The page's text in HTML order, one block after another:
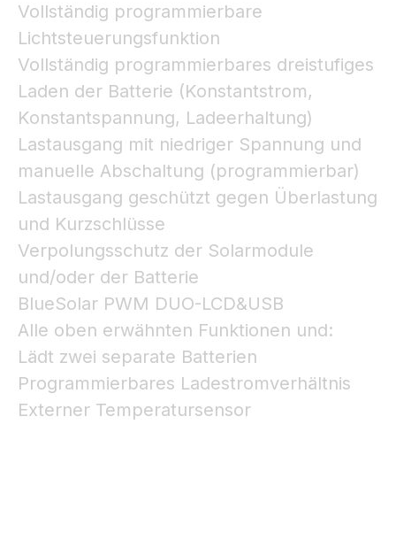
Vollständig programmierbare
Lichtsteuerungsfunktion
Vollständig programmierbares dreistufiges
Laden der Batterie (Konstantstrom,
Konstantspannung, Ladeerhaltung)
Lastausgang mit niedriger Spannung und
manuelle Abschaltung (programmierbar)
Lastausgang geschützt gegen Überlastung
und Kurzschlüsse
Verpolungsschutz der Solarmodule
und/oder der Batterie
BlueSolar PWM DUO-LCD&USB
Alle oben erwähnten Funktionen und:
Lädt zwei separate Batterien
Programmierbares Ladestromverhältnis
Externer Temperatursensor